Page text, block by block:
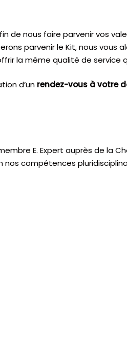
de nous faire parvenir vos
parvenir le Kit, nous vous
la même qualité de service
d’un rendez-vous à votre
E. Expert auprès de la
compétences